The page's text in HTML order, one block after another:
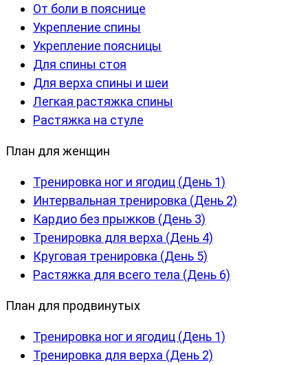
От боли в пояснице
Укрепление спины
Укрепление поясницы
Для спины стоя
Для верха спины и шеи
Легкая растяжка спины
Растяжка на стуле
План для женщин
Тренировка ног и ягодиц (День 1)
Интервальная тренировка (День 2)
Кардио без прыжков (День 3)
Тренировка для верха (День 4)
Круговая тренировка (День 5)
Растяжка для всего тела (День 6)
План для продвинутых
Тренировка ног и ягодиц (День 1)
Тренировка для верха (День 2)